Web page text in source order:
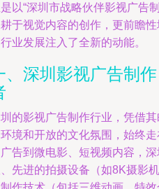
以“深圳市战略伙伴影视广告
于视觉内容的创作，更前瞻
业发展注入了全新的动能。
、深圳影视广告制
的影视广告制作行业，凭借
境和开放的文化氛围，始终
告到微电影、短视频内容，
先进的拍摄设备（如8K摄影